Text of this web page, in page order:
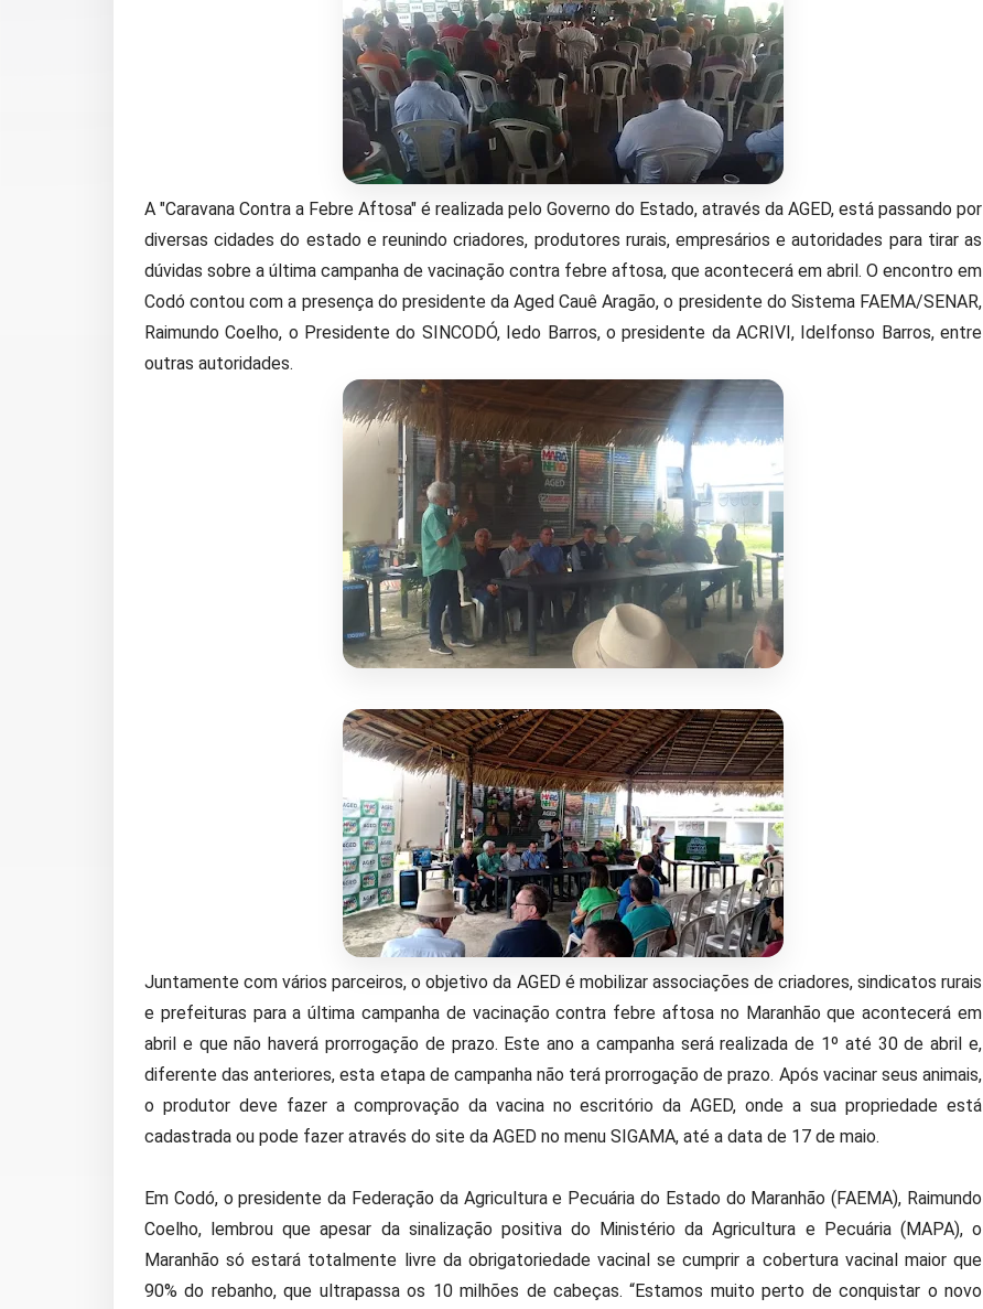
A "Caravana Contra a Febre Aftosa" é realizada pelo Governo do Estado, através da AGED, está passando por
diversas cidades do estado e reunindo criadores, produtores rurais, empresários e autoridades para tirar as
dúvidas sobre a última campanha de vacinação contra febre aftosa, que acontecerá em abril. O encontro em
Codó contou com a presença do presidente da Aged Cauê Aragão, o presidente do Sistema FAEMA/SENAR,
Raimundo Coelho, o Presidente do SINCODÓ, Iedo Barros, o presidente da ACRIVI, Idelfonso Barros, entre
outras autoridades.
Juntamente com vários parceiros, o objetivo da AGED é mobilizar associações de criadores, sindicatos rurais
e prefeituras para a última campanha de vacinação contra febre aftosa no Maranhão que acontecerá em
abril e que não haverá prorrogação de prazo. Este ano a campanha será realizada de 1º até 30 de abril e,
diferente das anteriores, esta etapa de campanha não terá prorrogação de prazo. Após vacinar seus animais,
o produtor deve fazer a comprovação da vacina no escritório da AGED, onde a sua propriedade está
cadastrada ou pode fazer através do site da AGED no menu SIGAMA, até a data de 17 de maio.
Em Codó, o presidente da Federação da Agricultura e Pecuária do Estado do Maranhão (FAEMA), Raimundo
Coelho, lembrou que apesar da sinalização positiva do Ministério da Agricultura e Pecuária (MAPA), o
Maranhão só estará totalmente livre da obrigatoriedade vacinal se cumprir a cobertura vacinal maior que
90% do rebanho, que ultrapassa os 10 milhões de cabeças. “Estamos muito perto de conquistar o novo